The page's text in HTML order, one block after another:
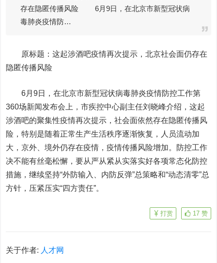
存在隐匿传播风险 6月9日，在北京市新型冠状病
毒肺炎疫情防…
原标题：这起涉酒吧疫情再次提示，北京社会面仍存在
隐匿传播风险
6月9日，在北京市新型冠状病毒肺炎疫情防控工作第
360场新闻发布会上，市疾控中心副主任刘晓峰介绍，这起
涉酒吧的聚集性疫情再次提示，社会面依然存在隐匿传播风
险，特别是随着正常生产生活秩序逐渐恢复，人员流动加
大，京外、境外仍存在疫情，疫情传播风险增加。防控工作
决不能有丝毫松懈，要从严从紧从实落实好各项常态化防控
措施，继续坚持“外防输入、内防反弹”总策略和“动态清零”总
方针，压紧压实“四方责任”。
17 赞
打赏
关于作者: 人才网